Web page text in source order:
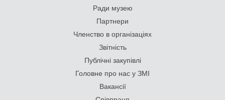
Ради музею
Партнери
Членство в організаціях
Звітність
Публічні закупівлі
Головне про нас у ЗМІ
Вакансії